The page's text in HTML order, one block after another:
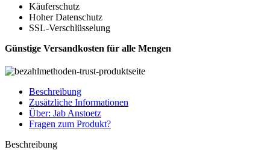
Käuferschutz
Hoher Datenschutz
SSL-Verschlüsselung
Günstige Versandkosten für alle Mengen
Beschreibung
Zusätzliche Informationen
Über: Jab Anstoetz
Fragen zum Produkt?
Beschreibung